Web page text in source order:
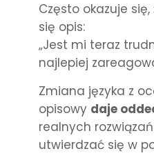
Często okazuje
się opis:
„Jest mi teraz
najlepiej
Zmiana języka z
opisowy daje
realnych
utwierdzać się w